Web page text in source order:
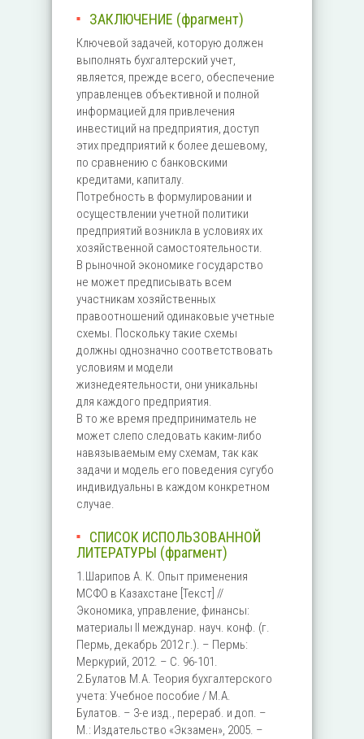
ЗАКЛЮЧЕНИЕ (фрагмент)
Ключевой задачей, которую должен
выполнять бухгалтерский учет,
является, прежде всего, обеспечение
управленцев объективной и полной
информацией для привлечения
инвестиций на предприятия, доступ
этих предприятий к более дешевому,
по сравнению с банковскими
кредитами, капиталу.
Потребность в формулировании и
осуществлении учетной политики
предприятий возникла в условиях их
хозяйственной самостоятельности.
В рыночной экономике государство
не может предписывать всем
участникам хозяйственных
правоотношений одинаковые учетные
схемы. Поскольку такие схемы
должны однозначно соответствовать
условиям и модели
жизнедеятельности, они уникальны
для каждого предприятия.
В то же время предприниматель не
может слепо следовать каким-либо
навязываемым ему схемам, так как
задачи и модель его поведения сугубо
индивидуальны в каждом конкретном
случае.
СПИСОК ИСПОЛЬЗОВАННОЙ
ЛИТЕРАТУРЫ (фрагмент)
1.Шарипов А. К. Опыт применения
МСФО в Казахстане [Текст] //
Экономика, управление, финансы:
материалы II междунар. науч. конф. (г.
Пермь, декабрь 2012 г.). – Пермь:
Меркурий, 2012. – С. 96-101.
2.Булатов М.А. Теория бухгалтерского
учета: Учебное пособие / М.А.
Булатов. – 3-е изд., перераб. и доп. –
М.: Издательство «Экзамен», 2005. –